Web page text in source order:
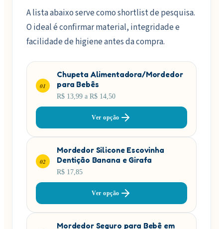
A lista abaixo serve como shortlist de pesquisa.
O ideal é confirmar material, integridade e
facilidade de higiene antes da compra.
01
Chupeta Alimentadora/Mordedor
para Bebês
R$ 13,99 a R$ 14,50
Ver opção
02
Mordedor Silicone Escovinha
Dentição Banana e Girafa
R$ 17,85
Ver opção
Mordedor Seguro para Bebê em